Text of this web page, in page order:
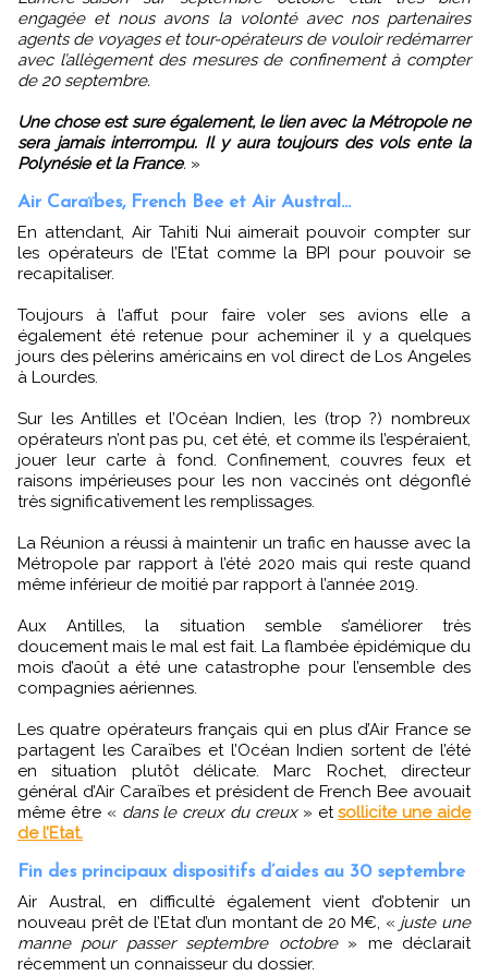
engagée et nous avons la volonté avec nos partenaires
agents de voyages et tour-opérateurs de vouloir redémarrer
avec l’allègement des mesures de confinement à compter
de 20 septembre.
Une chose est sure également, le lien avec la Métropole ne
sera jamais interrompu. Il y aura toujours des vols ente la
Polynésie et la France. »
Air Caraïbes, French Bee et Air Austral...
En attendant, Air Tahiti Nui aimerait pouvoir compter sur
les opérateurs de l’Etat comme la BPI pour pouvoir se
recapitaliser.
Toujours à l’affut pour faire voler ses avions elle a
également été retenue pour acheminer il y a quelques
jours des pèlerins américains en vol direct de Los Angeles
à Lourdes.
Sur les Antilles et l’Océan Indien, les (trop ?) nombreux
opérateurs n’ont pas pu, cet été, et comme ils l’espéraient,
jouer leur carte à fond. Confinement, couvres feux et
raisons impérieuses pour les non vaccinés ont dégonflé
très significativement les remplissages.
La Réunion a réussi à maintenir un trafic en hausse avec la
Métropole par rapport à l’été 2020 mais qui reste quand
même inférieur de moitié par rapport à l’année 2019.
Aux Antilles, la situation semble s’améliorer très
doucement mais le mal est fait. La flambée épidémique du
mois d’août a été une catastrophe pour l’ensemble des
compagnies aériennes.
Les quatre opérateurs français qui en plus d’Air France se
partagent les Caraïbes et l’Océan Indien sortent de l’été
en situation plutôt délicate. Marc Rochet, directeur
général d’Air Caraïbes et président de French Bee avouait
même être « dans le creux du creux » etsollicite une aide
de l’Etat.
Fin des principaux dispositifs d’aides au 30 septembre
Air Austral, en difficulté également vient d’obtenir un
nouveau prêt de l’Etat d’un montant de 20 M€, « juste une
manne pour passer septembre octobre» me déclarait
récemment un connaisseur du dossier.